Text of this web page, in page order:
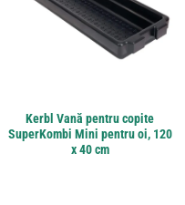
Kerbl Vană pentru copite
SuperKombi Mini pentru oi, 120
x 40 cm